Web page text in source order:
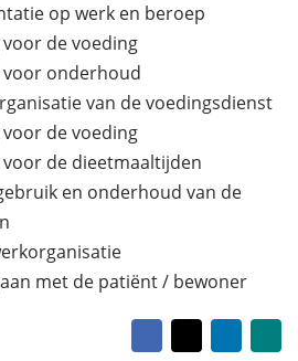
op werk en beroep
de voeding
voor onderhoud
van de voedingsdienst
de voeding
de dieetmaaltijden
en onderhoud van de
met de patiënt / bewoner
Facebook
X